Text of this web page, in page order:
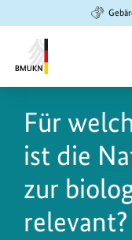
Hauptinhalt
springen
Suche
springen
Hauptnavigation
springen
Umwelt,
Naturschutz
nukleare
Sicherheit
Für
ist die
zur
relevant?